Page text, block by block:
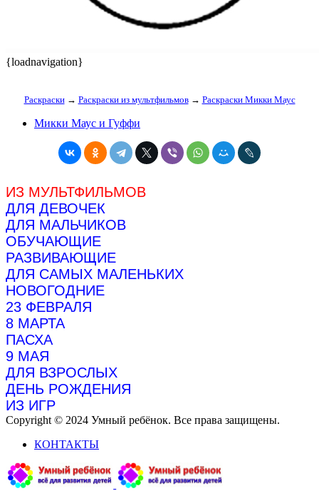
{loadnavigation}
Раскраски→ Раскраски из мультфильмов→ Раскраски Микки Маус
Микки Маус и Гуффи
ИЗ МУЛЬТФИЛЬМОВ
ДЛЯ ДЕВОЧЕК
ДЛЯ МАЛЬЧИКОВ
ОБУЧАЮЩИЕ
РАЗВИВАЮЩИЕ
ДЛЯ САМЫХ МАЛЕНЬКИХ
НОВОГОДНИЕ
23 ФЕВРАЛЯ
8 МАРТА
ПАСХА
9 МАЯ
ДЛЯ ВЗРОСЛЫХ
ДЕНЬ РОЖДЕНИЯ
ИЗ ИГР
Copyright © 2024 Умный ребёнок. Все права защищены.
КОНТАКТЫ